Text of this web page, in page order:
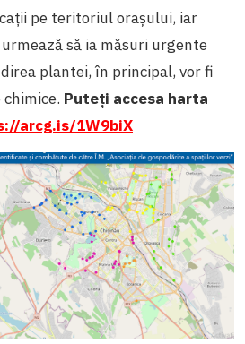
pe teritoriul orașului, iar
să ia măsuri urgente
plantei, în principal, vor fi
Puteți accesa harta
arcg.is/1W9biX